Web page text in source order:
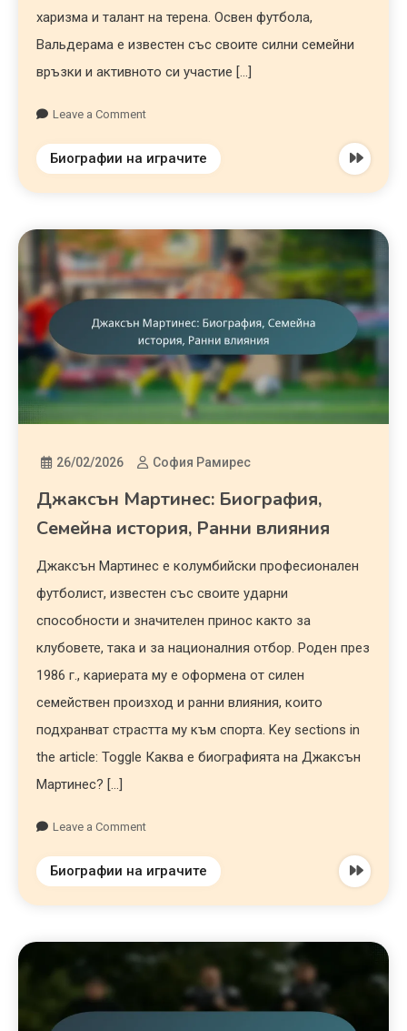
харизма и талант на терена. Освен футбола,
Вальдерама е известен със своите силни семейни
връзки и активното си участие […]
Leave a Comment
Биографии на играчите
26/02/2026 София Рамирес
Джаксън Мартинес: Биография,
Семейна история, Ранни влияния
Джаксън Мартинес е колумбийски професионален
футболист, известен със своите ударни
способности и значителен принос както за
клубовете, така и за националния отбор. Роден през
1986 г., кариерата му е оформена от силен
семействен произход и ранни влияния, които
подхранват страстта му към спорта. Key sections in
the article: Toggle Каква е биографията на Джаксън
Мартинес? […]
Leave a Comment
Биографии на играчите